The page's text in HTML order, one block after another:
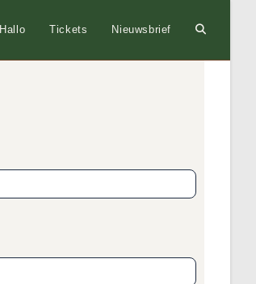
Hallo Tickets Nieuwsbrief Toggle